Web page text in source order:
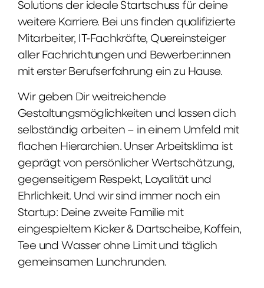
Solutions der ideale Startschuss für deine
weitere Karriere. Bei uns finden qualifizierte
Mitarbeiter, IT-Fachkräfte, Quereinsteiger
aller Fachrichtungen und Bewerber:innen
mit erster Berufserfahrung ein zu Hause.
Wir geben Dir weitreichende
Gestaltungsmöglichkeiten und lassen dich
selbständig arbeiten – in einem Umfeld mit
flachen Hierarchien. Unser Arbeitsklima ist
geprägt von persönlicher Wertschätzung,
gegenseitigem Respekt, Loyalität und
Ehrlichkeit. Und wir sind immer noch ein
Startup: Deine zweite Familie mit
eingespieltem Kicker & Dartscheibe, Koffein,
Tee und Wasser ohne Limit und täglich
gemeinsamen Lunchrunden.